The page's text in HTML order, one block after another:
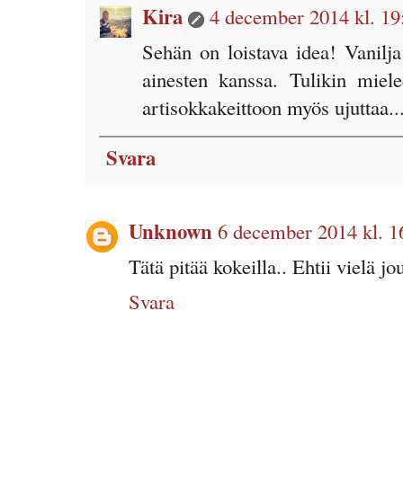
Kira
4 december 2014 kl.
Sehän on loistava idea!
ainesten kanssa. Tulikin
artisokkakeittoon myös
Svara
Unknown 6 december 2014 kl.
Tätä pitää kokeilla.. Ehtii vielä
Svara